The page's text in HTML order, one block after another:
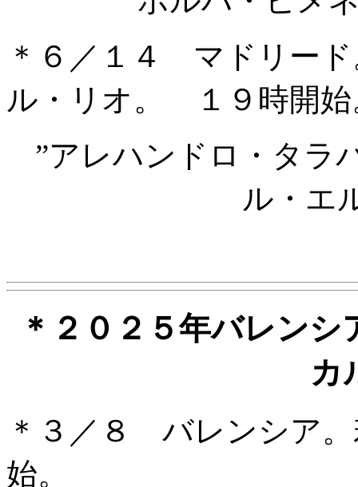
＊６／１４ マドリー
ル・リオ。 １９時開始
”アレハンドロ・タラ
ル・エ
＊２０２５年バレン
カ
＊３／８ バレンシア
始。